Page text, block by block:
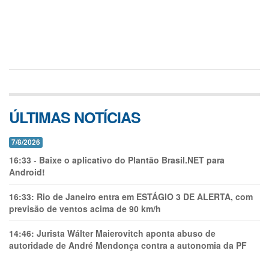
ÚLTIMAS NOTÍCIAS
7/8/2026
16:33 - Baixe o aplicativo do Plantão Brasil.NET para
Android!
16:33: Rio de Janeiro entra em ESTÁGIO 3 DE ALERTA, com
previsão de ventos acima de 90 km/h
14:46: Jurista Wálter Maierovitch aponta abuso de
autoridade de André Mendonça contra a autonomia da PF